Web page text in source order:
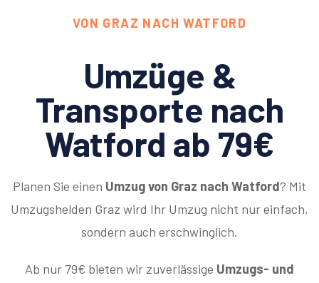
VON GRAZ NACH WATFORD
Umzüge &
Transporte nach
Watford ab 79€
Planen Sie einen Umzug von Graz nach Watford? Mit
Umzugshelden Graz wird Ihr Umzug nicht nur einfach,
sondern auch erschwinglich.
Ab nur 79€ bieten wir zuverlässige Umzugs- und